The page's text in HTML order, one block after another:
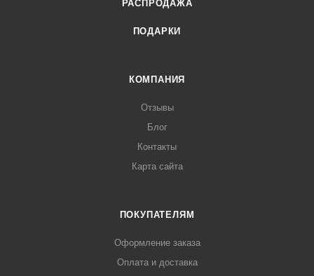
РАСПРОДАЖА
ПОДАРКИ
КОМПАНИЯ
Отзывы
Блог
Контакты
Карта сайта
ПОКУПАТЕЛЯМ
Оформление заказа
Оплата и доставка